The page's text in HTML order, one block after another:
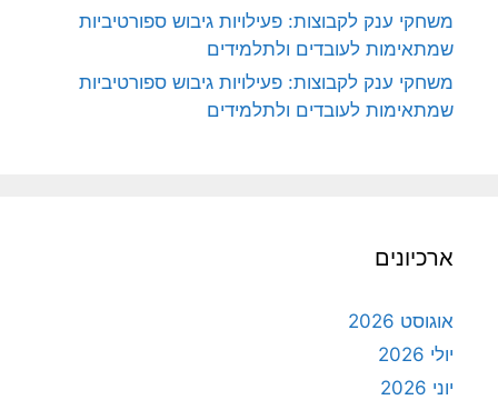
משחקי ענק לקבוצות: פעילויות גיבוש ספורטיביות
שמתאימות לעובדים ולתלמידים
משחקי ענק לקבוצות: פעילויות גיבוש ספורטיביות
שמתאימות לעובדים ולתלמידים
ארכיונים
אוגוסט 2026
יולי 2026
יוני 2026